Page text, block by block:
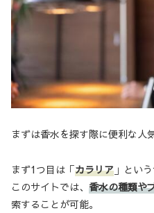
まずは香水を探す際に便利な人
まず1つ目は「カラリア 」とい
このサイトでは、 香水の種類や
索することが可能。